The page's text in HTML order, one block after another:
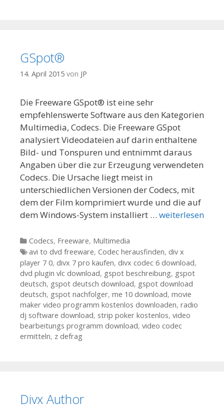
GSpot®
14. April 2015 von JP
Die Freeware GSpot® ist eine sehr
empfehlenswerte Software aus den Kategorien
Multimedia, Codecs. Die Freeware GSpot
analysiert Videodateien auf darin enthaltene
Bild- und Tonspuren und entnimmt daraus
Angaben über die zur Erzeugung verwendeten
Codecs. Die Ursache liegt meist in
unterschiedlichen Versionen der Codecs, mit
dem der Film komprimiert wurde und die auf
dem Windows-System installiert … weiterlesen
Kategorien
Codecs, Freeware, Multimedia
Tags
avi to dvd freeware, Codec herausfinden, div x
player 7 0, divx 7 pro kaufen, divx codec 6 download,
dvd plugin vlc download, gspot beschreibung, gspot
deutsch, gspot deutsch download, gspot download
deutsch, gspot nachfolger, me 10 download, movie
maker video programm kostenlos downloaden, radio
dj software download, strip poker kostenlos, video
bearbeitungs programm download, video codec
ermitteln, z defrag
Divx Author